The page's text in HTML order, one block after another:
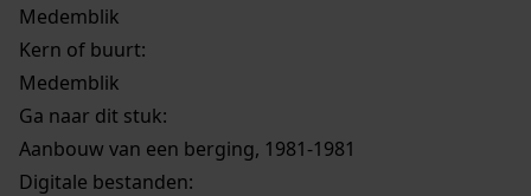
Medemblik
Kern of buurt:
Medemblik
Ga naar dit stuk:
Aanbouw van een berging, 1981-1981
Digitale bestanden: